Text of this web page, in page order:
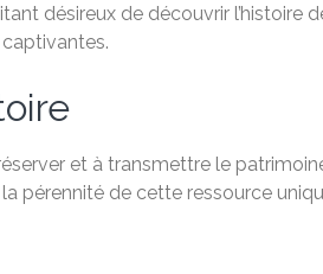
désireux de découvrir l’histoire
et à transmettre le
pérennité de cette ressource